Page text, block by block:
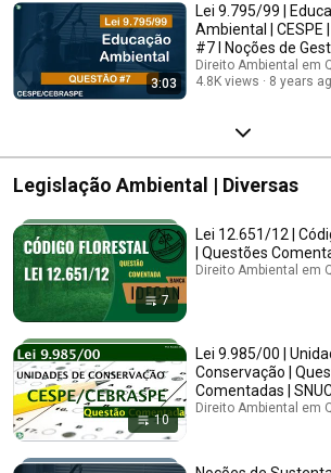
Decreto nº 4.281/2002 (Educação Ambiental). Quadrix - Política Nacional
de Educação Ambiental – PNEA, Lei nº 9.795/1999
4.281/2002. IBADE - Princípios, Fundamentos,
da Educação Ambiental.
3:03
Lei 9.795/99 |
Ambiental | CESPE
#7 I Noções de
Ambiental
Direito Ambiental em
4.8K views
8 years
Legislação Ambiental | Diversas
7
Lei 12.651/12 |
| Questões
Direito Ambiental em
10
Lei 9.985/00 |
Conservação |
Comentadas |
Direito Ambiental em